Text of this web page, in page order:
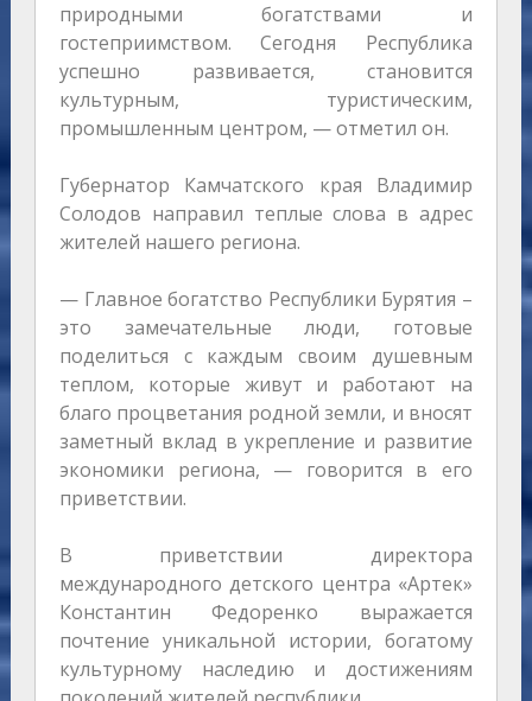
природными богатствами и
гостеприимством. Сегодня Республика
успешно развивается, становится
культурным, туристическим,
промышленным центром, — отметил он.
Губернатор Камчатского края Владимир
Солодов направил теплые слова в адрес
жителей нашего региона.
— Главное богатство Республики Бурятия –
это замечательные люди, готовые
поделиться с каждым своим душевным
теплом, которые живут и работают на
благо процветания родной земли, и вносят
заметный вклад в укрепление и развитие
экономики региона, — говорится в его
приветствии.
В приветствии директора
международного детского центра «Артек»
Константин Федоренко выражается
почтение уникальной истории, богатому
культурному наследию и достижениям